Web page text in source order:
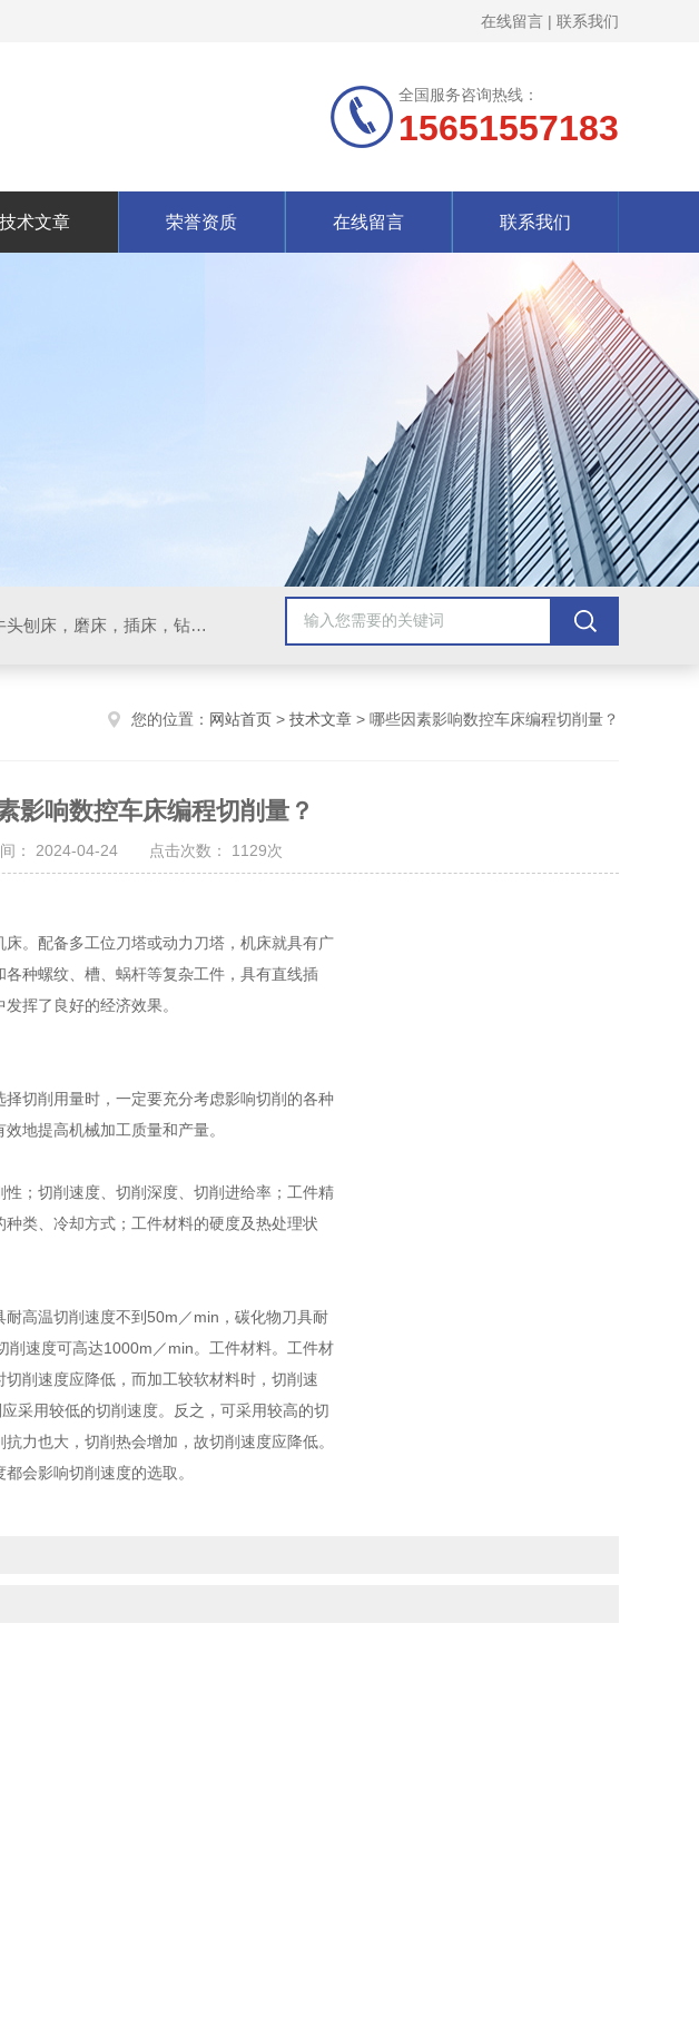
在线留言 | 联系我们
全国服务咨询热线：
15651557183
技术文章 荣誉资质 在线留言 联系我们
数控车床，加工中心，数控铣床，立钻，台钻，摇臂钻床，锯床，牛头刨床，磨床，插床，钻铣床，滚齿机
您的位置： 网站首页 > 技术文章 > 哪些因素影响数控车床编程切削量？
影响数控车床编程切削量？
间： 2024-04-24 点击次数： 1129次
。配备多工位刀塔或动力刀塔，机床就具有广
种螺纹、槽、蜗杆等复杂工件，具有直线插
挥了良好的经济效果。
切削用量时，一定要充分考虑影响切削的各种
地提高机械加工质量和产量。
；切削速度、切削深度、切削进给率；工件精
类、冷却方式；工件材料的硬度及热处理状
高温切削速度不到50m／min，碳化物刀具耐
速度可高达1000m／min。工件材料。工件材
削速度应降低，而加工较软材料时，切削速
采用较低的切削速度。反之，可采用较高的切
力也大，切削热会增加，故切削速度应降低。
会影响切削速度的选取。